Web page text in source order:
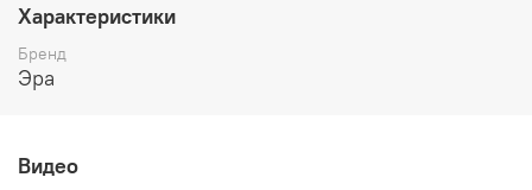
Цвет:
Бежевый
Характеристики
Бренд
Эра
Видео